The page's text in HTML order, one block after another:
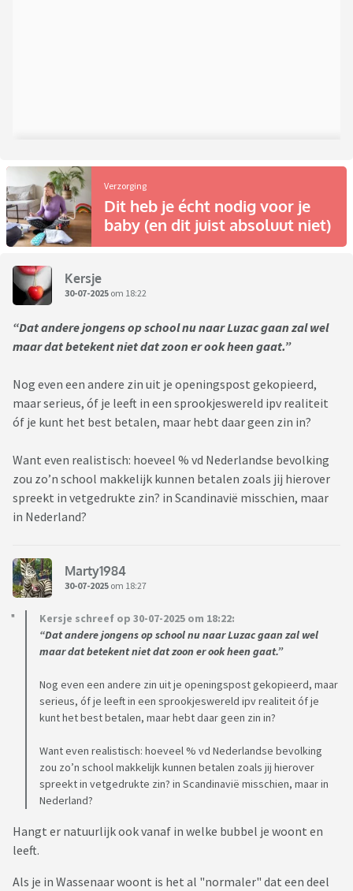
Verzorging
Dit heb je écht nodig voor je
baby (en dit juist absoluut niet)
Kersje
30-07-2025 om 18:22
“Dat andere jongens op school nu naar Luzac gaan zal wel
maar dat betekent niet dat zoon er ook heen gaat.”
Nog even een andere zin uit je openingspost gekopieerd,
maar serieus, óf je leeft in een sprookjeswereld ipv realiteit
óf je kunt het best betalen, maar hebt daar geen zin in?
Want even realistisch: hoeveel % vd Nederlandse bevolking
zou zo’n school makkelijk kunnen betalen zoals jij hierover
spreekt in vetgedrukte zin? in Scandinavië misschien, maar
in Nederland?
Marty1984
30-07-2025 om 18:27
Kersje schreef op 30-07-2025 om 18:22:
“Dat andere jongens op school nu naar Luzac gaan zal wel
maar dat betekent niet dat zoon er ook heen gaat.”
Nog even een andere zin uit je openingspost gekopieerd, maar
serieus, óf je leeft in een sprookjeswereld ipv realiteit óf je
kunt het best betalen, maar hebt daar geen zin in?
Want even realistisch: hoeveel % vd Nederlandse bevolking
zou zo’n school makkelijk kunnen betalen zoals jij hierover
spreekt in vetgedrukte zin? in Scandinavië misschien, maar in
Nederland?
Hangt er natuurlijk ook vanaf in welke bubbel je woont en
leeft.
Als je in Wassenaar woont is het al "normaler" dat een deel